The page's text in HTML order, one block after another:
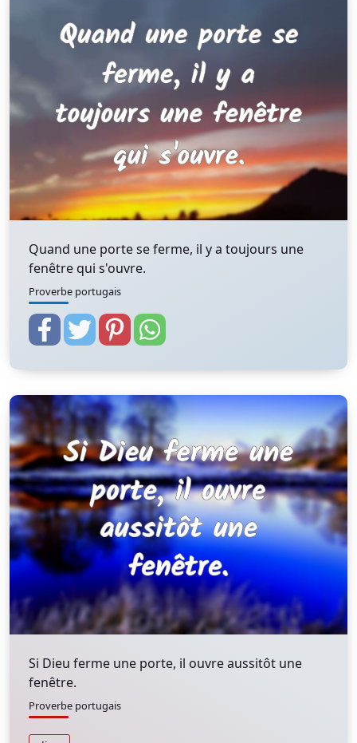
Quand une porte se ferme, il y a toujours une
fenêtre qui s'ouvre.
Proverbe portugais
Si Dieu ferme une porte, il ouvre aussitôt une
fenêtre.
Proverbe portugais